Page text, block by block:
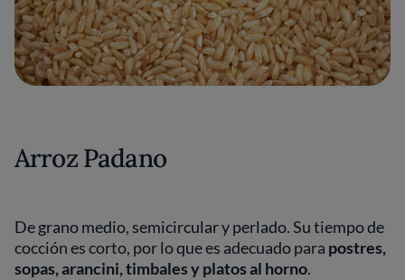
Arroz Padano
De grano medio, semicircular y perlado. Su tiempo de
cocción es corto, por lo que es adecuado para postres,
sopas, arancini, timbales y platos al horno.